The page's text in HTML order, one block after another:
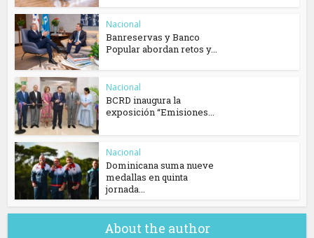
Nacional
Banreservas y Banco
Popular abordan retos y...
Nacional
BCRD inaugura la
exposición “Emisiones...
Nacional
Dominicana suma nueve
medallas en quinta
jornada...
About the author